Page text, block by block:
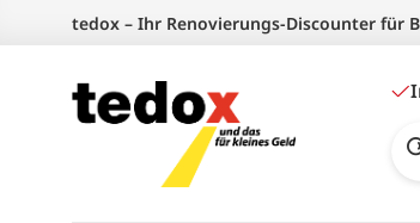
springen
tedox – Ihr Renovierungs-Discounter für